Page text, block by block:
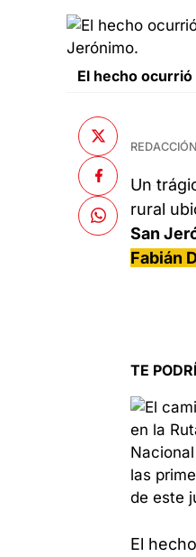
El hecho
Un
rural
San
Fabián
TE
El